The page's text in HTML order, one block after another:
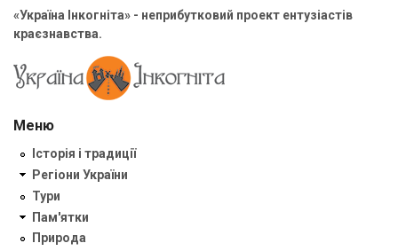
«Україна Інкогніта» - неприбутковий проект ентузіастів
краєзнавства.
Меню
Історія і традиції
Регіони України
Тури
Пам'ятки
Природа